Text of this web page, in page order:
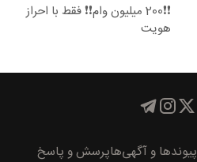
❗❗200 میلیون وام❗❗ فقط با احراز
هویت
پیوند‌ها و آگهی‌هاپرسش و پاسخ